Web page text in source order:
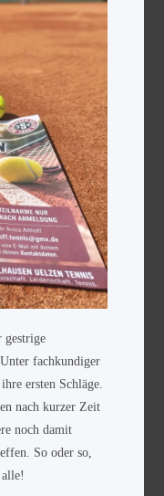
gestrige
fachkundiger
ersten Schläge.
nach kurzer Zeit
noch damit
So oder so,